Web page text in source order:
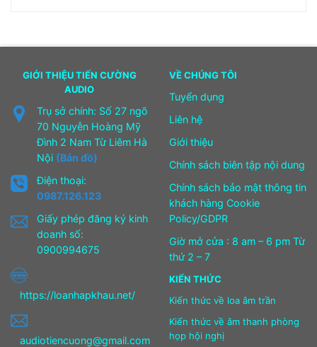
GIỚI THIỆU TIẾN CƯỜNG
AUDIO
Trụ sở chính: Số 27 ngõ
70 Nguyễn Hoàng Mỹ
Đình 2 Nam Từ Liêm Hà
Nội (Bản đồ)
Điện thoại:
0987.126.123
Giấy phép đăng ký kinh
doanh số:
0900994675
https://loanhapkhau.net/
audiotiencuong@gmail.com
VỀ CHÚNG TÔI
Tuyển dụng
Liên hệ
Giới thiệu
Chính sách biên tập nội dung
Chính sách bảo mật thông tin
khách hàng Cookie
Policy/GDPR
Giờ mở cửa : 8 am – 6 pm Từ
thứ 2 – 7
KIẾN THỨC
Kiến thức về loa âm trần
Kiến thức về âm thanh phòng
họp hội nghị